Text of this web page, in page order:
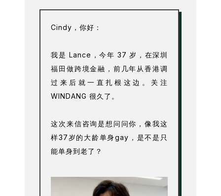
Cindy，你好：
我是 Lance，今年 37 岁，在深圳
福田做跨境金融，前几年从香港调
过来后就一直扎根这边。关注
WINDANG 很久了。
这次来信咨询是想问问你，像我这
样37岁的大龄单身gay，是不是只
能单身到老了？